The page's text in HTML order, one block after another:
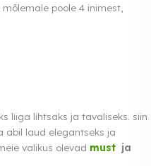
poole 4 inimest,
liiga lihtsaks ja tavaliseks. siin
abil laud elegantseks ja
valikus olevad must ja